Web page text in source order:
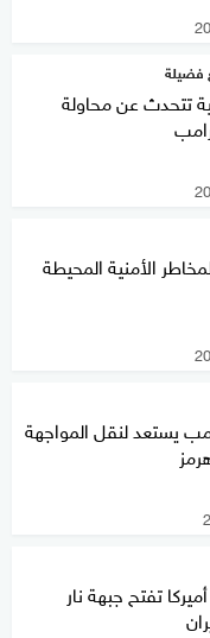
تتحدث عن محاولة
الأمنية المحيطة
يستعد لنقل المواجهة
أميركا تفتح جبهة نار